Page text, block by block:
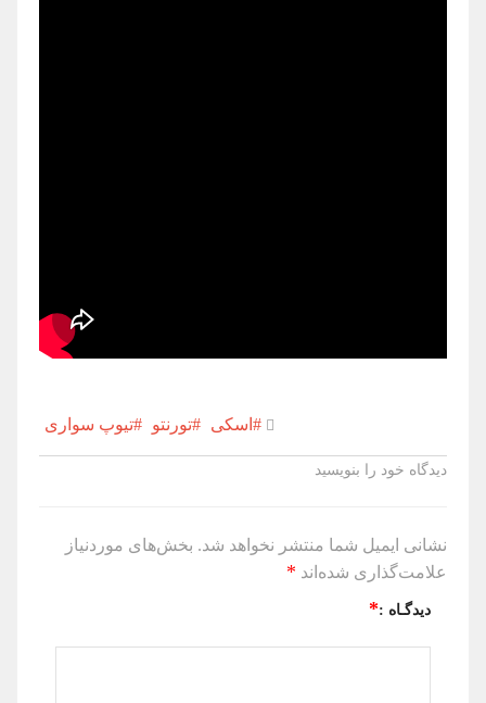
#اسکی #تورنتو #تیوپ سواری
دیدگاه خود را بنویسید
نشانی ایمیل شما منتشر نخواهد شد. بخش‌های موردنیاز
علامت‌گذاری شده‌اند *
دیدگـاه :*